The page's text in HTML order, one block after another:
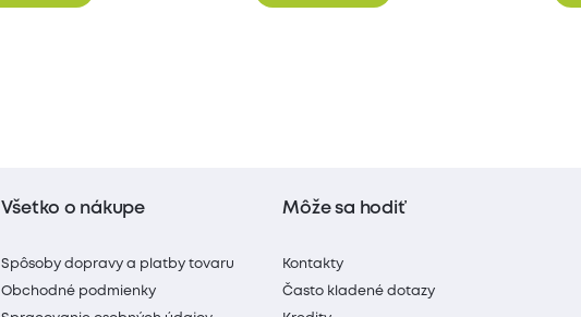
Všetko o nákupe
Spôsoby dopravy a platby tovaru
Obchodné podmienky
Môže sa hodiť
Kontakty
Často kladené dotazy